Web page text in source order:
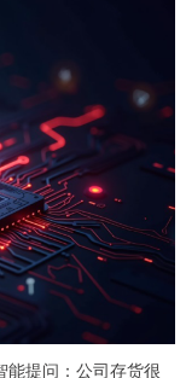
提问：公司存货很